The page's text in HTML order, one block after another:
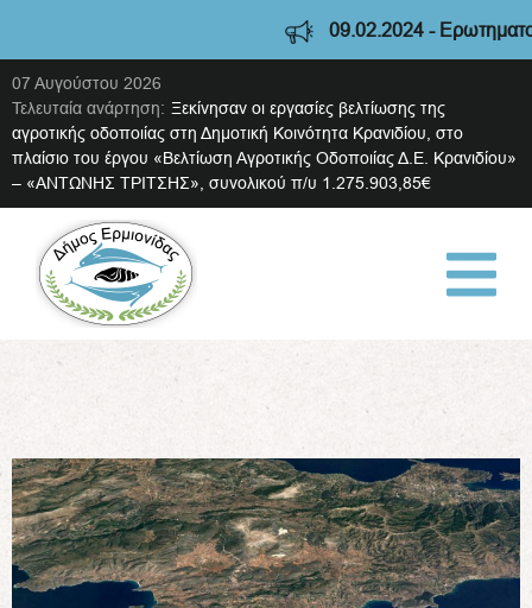
09.02.2024 -
07 Αυγούστου 2026
Τελευταία ανάρτηση: Ξεκίνησαν οι εργασίες βελτίωσης της
αγροτικής οδοποιίας στη Δημοτική Κοινότητα Κρανιδίου, στο
πλαίσιο του έργου «Βελτίωση Αγροτικής Οδοποιίας Δ.Ε. Κρανιδίου»
– «ΑΝΤΩΝΗΣ ΤΡΙΤΣΗΣ», συνολικού π/υ 1.275.903,85€